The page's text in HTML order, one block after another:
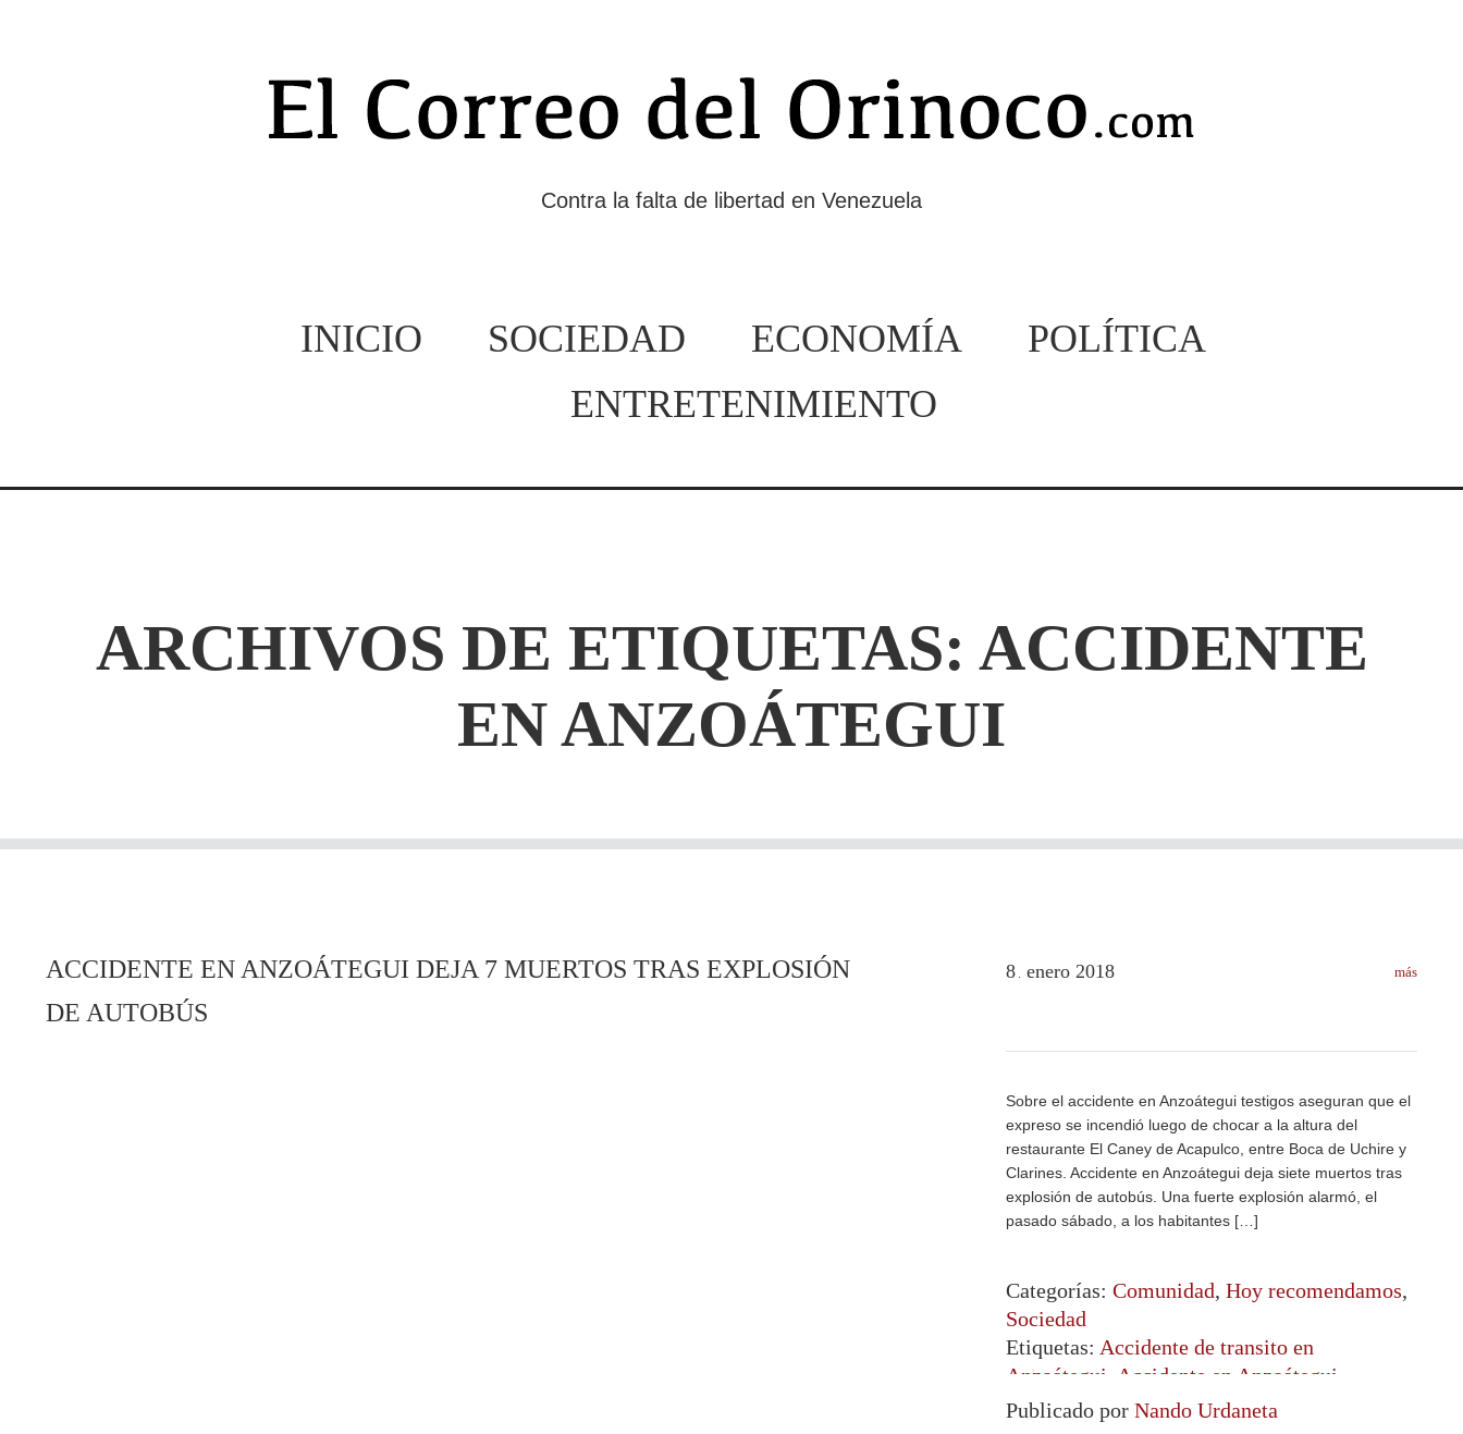
Contra la falta de libertad en Venezuela
INICIO SOCIEDAD ECONOMÍA
POLÍTICA
ENTRETENIMIENTO
ARCHIVOS DE ETIQUETAS: ACCIDENTE
EN ANZOÁTEGUI
ACCIDENTE EN ANZOÁTEGUI DEJA 7 MUERTOS TRAS EXPLOSIÓN
DE AUTOBÚS
8 enero 2018
Sobre el accidente en Anzoátegui testigos aseguran que el
expreso se incendió luego de chocar a la altura del
restaurante El Caney de Acapulco, entre Boca de Uchire y
Clarines. Accidente en Anzoátegui deja siete muertos tras
explosión de autobús. Una fuerte explosión alarmó, el
pasado sábado, a los habitantes […]
más
Categorías: Comunidad, Hoy recomendamos,
Sociedad
Etiquetas: Accidente de transito en
Anzoátegui
Accidente en Anzoátegui
Accidente en Anzoátegui hoy,Región Oriental
Publicado por Nando Urdaneta